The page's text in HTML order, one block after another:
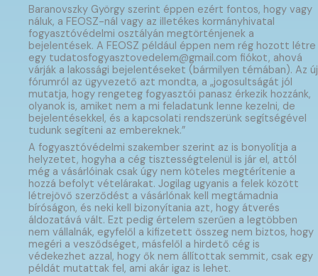
Baranovszky György szerint éppen ezért fontos, hogy vagy
náluk, a FEOSZ-nál vagy az illetékes kormányhivatal
fogyasztóvédelmi osztályán megtörténjenek a
bejelentések. A FEOSZ például éppen nem rég hozott létre
egy tudatosfogyasztovedelem@gmail.com fiókot, ahová
várják a lakossági bejelentéseket (bármilyen témában). Az új
fórumról az ügyvezető azt mondta, a „jogosultságát jól
mutatja, hogy rengeteg fogyasztói panasz érkezik hozzánk,
olyanok is, amiket nem a mi feladatunk lenne kezelni, de
bejelentésekkel, és a kapcsolati rendszerünk segítségével
tudunk segíteni az embereknek.”
A fogyasztóvédelmi szakember szerint az is bonyolítja a
helyzetet, hogyha a cég tisztességtelenül is jár el, attól
még a vásárlóinak csak úgy nem köteles megtérítenie a
hozzá befolyt vételárakat. Jogilag ugyanis a felek között
létrejövő szerződést a vásárlónak kell megtámadnia
bíróságon, és neki kell bizonyítania azt, hogy átverés
áldozatává vált. Ezt pedig értelem szerűen a legtöbben
nem vállalnák, egyfelől a kifizetett összeg nem biztos, hogy
megéri a vesződséget, másfelől a hirdető cég is
védekezhet azzal, hogy ők nem állítottak semmit, csak egy
példát mutattak fel, ami akár igaz is lehet.